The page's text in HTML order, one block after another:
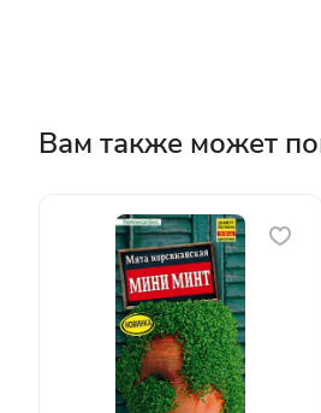
Вам также может